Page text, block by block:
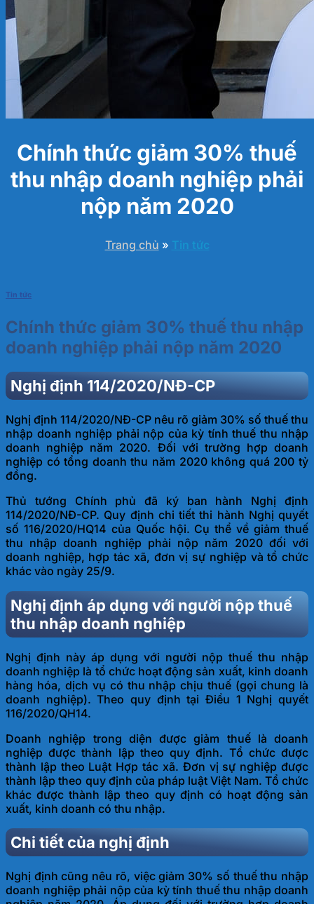
Chính thức giảm 30% thuế
thu nhập doanh nghiệp phải
nộp năm 2020
Trang chủ » Tin tức
Tin tức
Chính thức giảm 30% thuế thu nhập
doanh nghiệp phải nộp năm 2020
Nghị định 114/2020/NĐ-CP
Nghị định 114/2020/NĐ-CP nêu rõ giảm 30% số thuế thu
nhập doanh nghiệp phải nộp của kỳ tính thuế thu nhập
doanh nghiệp năm 2020. Đối với trường hợp doanh
nghiệp có tổng doanh thu năm 2020 không quá 200 tỷ
đồng.
Thủ tướng Chính phủ đã ký ban hành Nghị định
114/2020/NĐ-CP. Quy định chi tiết thi hành Nghị quyết
số 116/2020/HQ14 của Quốc hội. Cụ thể về giảm thuế
thu nhập doanh nghiệp phải nộp năm 2020 đối với
doanh nghiệp, hợp tác xã, đơn vị sự nghiệp và tổ chức
khác vào ngày 25/9.
Nghị định áp dụng với người nộp thuế
thu nhập doanh nghiệp
Nghị định này áp dụng với người nộp thuế thu nhập
doanh nghiệp là tổ chức hoạt động sản xuất, kinh doanh
hàng hóa, dịch vụ có thu nhập chịu thuế (gọi chung là
doanh nghiệp). Theo quy định tại Điều 1 Nghị quyết
116/2020/QH14.
Doanh nghiệp trong diện được giảm thuế là doanh
nghiệp được thành lập theo quy định. Tổ chức được
thành lập theo Luật Hợp tác xã. Đơn vị sự nghiệp được
thành lập theo quy định của pháp luật Việt Nam. Tổ chức
khác được thành lập theo quy định có hoạt động sản
xuất, kinh doanh có thu nhập.
Chi tiết của nghị định
Nghị định cũng nêu rõ, việc giảm 30% số thuế thu nhập
doanh nghiệp phải nộp của kỳ tính thuế thu nhập doanh